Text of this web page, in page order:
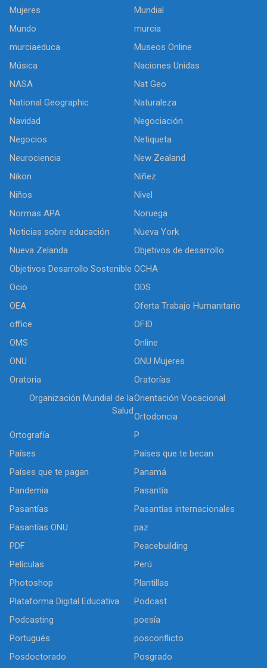
Mujeres
Mundial
Mundo
murcia
murciaeduca
Museos Online
Música
Naciones Unidas
NASA
Nat Geo
National Geographic
Naturaleza
Navidad
Negociación
Negocios
Netiqueta
Neurociencia
New Zealand
Nikon
Niñez
Niños
Nivel
Normas APA
Noruega
Noticias sobre educación
Nueva York
Nueva Zelanda
Objetivos de desarrollo
Objetivos Desarrollo Sostenible OCHA
Ocio
ODS
OEA
Oferta Trabajo Humanitario
office
OFID
OMS
Online
ONU
ONU Mujeres
Oratoria
Oratorías
Organización Mundial de la
Salud
Orientación Vocacional
Ortodoncia
Ortografía
P
Países
Países que te becan
Países que te pagan
Panamá
Pandemia
Pasantía
Pasantías
Pasantías internacionales
Pasantías ONU
paz
PDF
Peacebuilding
Películas
Perú
Photoshop
Plantillas
Plataforma Digital Educativa
Podcast
Podcasting
poesía
Portugués
posconflicto
Posdoctorado
Posgrado